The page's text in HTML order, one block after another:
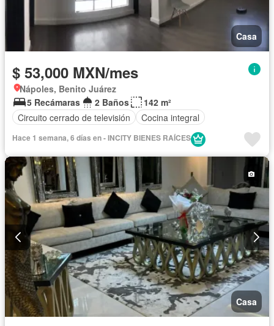
Casa
$ 53,000 MXN/mes
Nápoles, Benito Juárez
5 Recámaras
2 Baños
142 m²
Circuito cerrado de televisión
Cocina integral
Hace 1 semana, 6 días en - INCITY BIENES RAÍCES
Casa